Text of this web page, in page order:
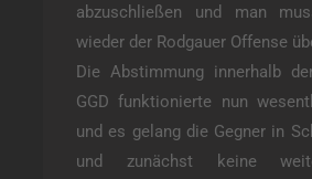
abzuschließen und man
wieder der Rodgauer Offense
Die Abstimmung innerhalb
GGD funktionierte nun
und es gelang die Gegner in
und zunächst keine